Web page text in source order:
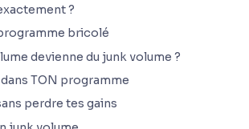
?
bricolé
devienne du junk volume ?
TON programme
perdre tes gains